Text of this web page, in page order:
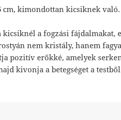
cm, kimondottan kicsiknek való.
a fogzási fájdalmakat,
nem kristály, hanem
pozitív erőkké, amelyek
kivonja a betegséget a